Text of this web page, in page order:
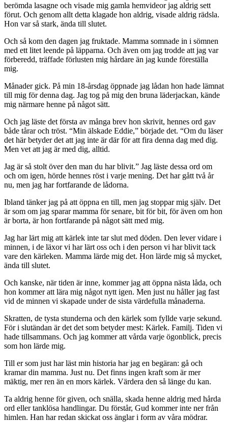
berömda lasagne och visade mig gamla hemvideor jag aldrig sett
förut. Och genom allt detta klagade hon aldrig, visade aldrig rädsla.
Hon var så stark, ända till slutet.
Och så kom den dagen jag fruktade. Mamma somnade in i sömnen
med ett litet leende på läpparna. Och även om jag trodde att jag var
förberedd, träffade förlusten mig hårdare än jag kunde föreställa
mig.
Månader gick. På min 18-årsdag öppnade jag lådan hon hade lämnat
till mig för denna dag. Jag tog på mig den bruna läderjackan, kände
mig närmare henne på något sätt.
Och jag läste det första av många brev hon skrivit, hennes ord gav
både tårar och tröst. “Min älskade Eddie,” började det. “Om du läser
det här betyder det att jag inte är där för att fira denna dag med dig.
Men vet att jag är med dig, alltid.
Jag är så stolt över den man du har blivit.” Jag läste dessa ord om
och om igen, hörde hennes röst i varje mening. Det har gått två år
nu, men jag har fortfarande de lådorna.
Ibland tänker jag på att öppna en till, men jag stoppar mig själv. Det
är som om jag sparar mamma för senare, bit för bit, för även om hon
är borta, är hon fortfarande på något sätt med mig.
Jag har lärt mig att kärlek inte tar slut med döden. Den lever vidare i
minnen, i de läxor vi har lärt oss och i den person vi har blivit tack
vare den kärleken. Mamma lärde mig det. Hon lärde mig så mycket,
ända till slutet.
Och kanske, när tiden är inne, kommer jag att öppna nästa låda, och
hon kommer att lära mig något nytt igen. Men just nu håller jag fast
vid de minnen vi skapade under de sista värdefulla månaderna.
Skratten, de tysta stunderna och den kärlek som fyllde varje sekund.
För i slutändan är det det som betyder mest: Kärlek. Familj. Tiden vi
hade tillsammans. Och jag kommer att vårda varje ögonblick, precis
som hon lärde mig.
Till er som just har läst min historia har jag en begäran: gå och
kramar din mamma. Just nu. Det finns ingen kraft som är mer
mäktig, mer ren än en mors kärlek. Värdera den så länge du kan.
Ta aldrig henne för given, och snälla, skada henne aldrig med hårda
ord eller tanklösa handlingar. Du förstår, Gud kommer inte ner från
himlen. Han har redan skickat oss änglar i form av våra mödrar.